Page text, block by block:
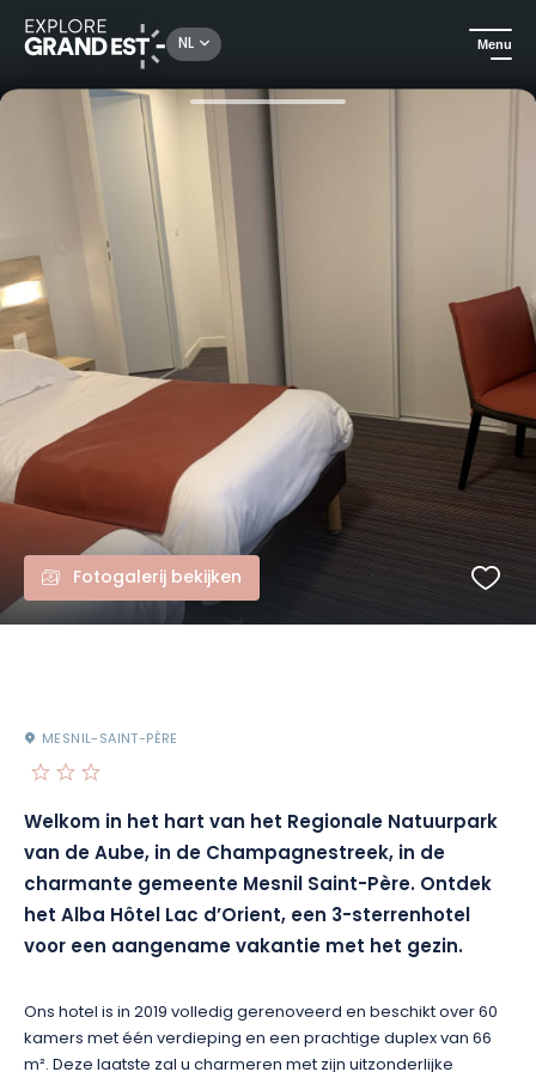
NL Menu
Kijk je ogen uit in de Grand Est Familiekamer - Hôtel Club Lac d'Orient
Fotogalerij bekijken
MESNIL-SAINT-PÈRE
Welkom in het hart van het Regionale Natuurpark
van de Aube, in de Champagnestreek, in de
charmante gemeente Mesnil Saint-Père. Ontdek
het Alba Hôtel Lac d’Orient, een 3-sterrenhotel
voor een aangename vakantie met het gezin.
Ons hotel is in 2019 volledig gerenoveerd en beschikt over 60
kamers met één verdieping en een prachtige duplex van 66
m². Deze laatste zal u charmeren met zijn uitzonderlijke